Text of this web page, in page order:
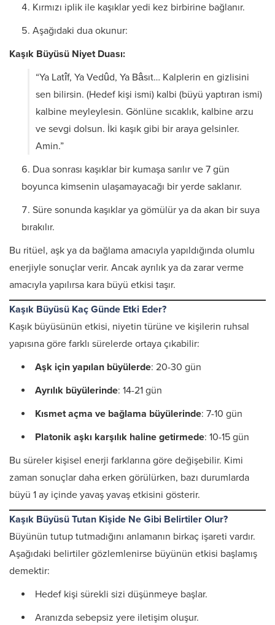
Kırmızı iplik ile kaşıklar yedi kez birbirine bağlanır.
Aşağıdaki dua okunur:
Kaşık Büyüsü Niyet Duası:
“Ya Latîf, Ya Vedûd, Ya Bâsıt… Kalplerin en gizlisini
sen bilirsin. (Hedef kişi ismi) kalbi (büyü yaptıran ismi)
kalbine meyleylesin. Gönlüne sıcaklık, kalbine arzu
ve sevgi dolsun. İki kaşık gibi bir araya gelsinler.
Amin.”
Dua sonrası kaşıklar bir kumaşa sarılır ve 7 gün
boyunca kimsenin ulaşamayacağı bir yerde saklanır.
Süre sonunda kaşıklar ya gömülür ya da akan bir suya
bırakılır.
Bu ritüel, aşk ya da bağlama amacıyla yapıldığında olumlu
enerjiyle sonuçlar verir. Ancak ayrılık ya da zarar verme
amacıyla yapılırsa kara büyü etkisi taşır.
Kaşık Büyüsü Kaç Günde Etki Eder?
Kaşık büyüsünün etkisi, niyetin türüne ve kişilerin ruhsal
yapısına göre farklı sürelerde ortaya çıkabilir:
Aşk için yapılan büyülerde: 20-30 gün
Ayrılık büyülerinde: 14-21 gün
Kısmet açma ve bağlama büyülerinde: 7-10 gün
Platonik aşkı karşılık haline getirmede: 10-15 gün
Bu süreler kişisel enerji farklarına göre değişebilir. Kimi
zaman sonuçlar daha erken görülürken, bazı durumlarda
büyü 1 ay içinde yavaş yavaş etkisini gösterir.
Kaşık Büyüsü Tutan Kişide Ne Gibi Belirtiler Olur?
Büyünün tutup tutmadığını anlamanın birkaç işareti vardır.
Aşağıdaki belirtiler gözlemlenirse büyünün etkisi başlamış
demektir:
Hedef kişi sürekli sizi düşünmeye başlar.
Aranızda sebepsiz yere iletişim oluşur.